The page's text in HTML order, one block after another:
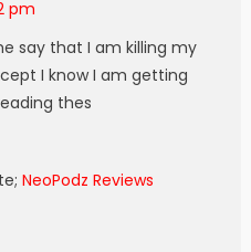
pm
say that I am killing my
I know I am getting
thes
NeoPodz Reviews